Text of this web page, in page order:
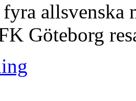
allsvenska
Göteborg